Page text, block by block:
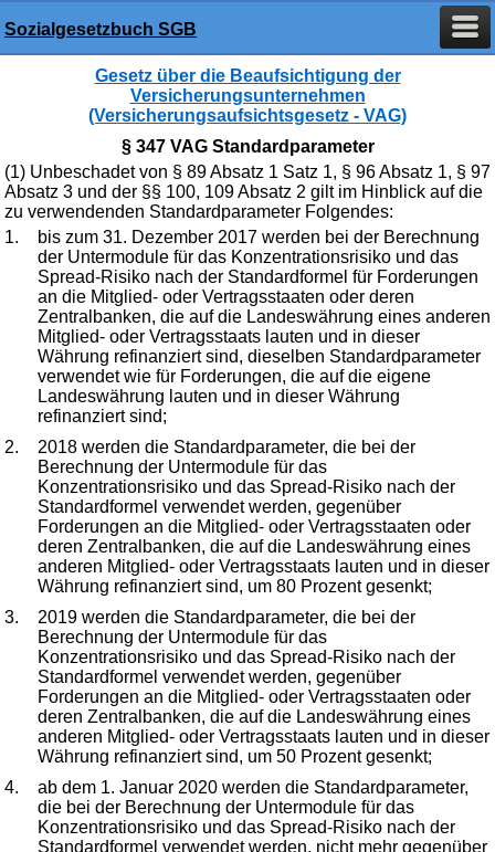
Sozialgesetzbuch SGB
Gesetz über die Beaufsichtigung der
Versicherungsunternehmen
(Versicherungsaufsichtsgesetz - VAG)
§ 347 VAG Standardparameter
(1) Unbeschadet von § 89 Absatz 1 Satz 1, § 96 Absatz 1, § 97
Absatz 3 und der §§ 100, 109 Absatz 2 gilt im Hinblick auf die
zu verwendenden Standardparameter Folgendes:
1.
bis zum 31. Dezember 2017 werden bei der Berechnung
der Untermodule für das Konzentrationsrisiko und das
Spread-Risiko nach der Standardformel für Forderungen
an die Mitglied- oder Vertragsstaaten oder deren
Zentralbanken, die auf die Landeswährung eines anderen
Mitglied- oder Vertragsstaats lauten und in dieser
Währung refinanziert sind, dieselben Standardparameter
verwendet wie für Forderungen, die auf die eigene
Landeswährung lauten und in dieser Währung
refinanziert sind;
2.
2018 werden die Standardparameter, die bei der
Berechnung der Untermodule für das
Konzentrationsrisiko und das Spread-Risiko nach der
Standardformel verwendet werden, gegenüber
Forderungen an die Mitglied- oder Vertragsstaaten oder
deren Zentralbanken, die auf die Landeswährung eines
anderen Mitglied- oder Vertragsstaats lauten und in dieser
Währung refinanziert sind, um 80 Prozent gesenkt;
3.
2019 werden die Standardparameter, die bei der
Berechnung der Untermodule für das
Konzentrationsrisiko und das Spread-Risiko nach der
Standardformel verwendet werden, gegenüber
Forderungen an die Mitglied- oder Vertragsstaaten oder
deren Zentralbanken, die auf die Landeswährung eines
anderen Mitglied- oder Vertragsstaats lauten und in dieser
Währung refinanziert sind, um 50 Prozent gesenkt;
4.
ab dem 1. Januar 2020 werden die Standardparameter,
die bei der Berechnung der Untermodule für das
Konzentrationsrisiko und das Spread-Risiko nach der
Standardformel verwendet werden, nicht mehr gegenüber